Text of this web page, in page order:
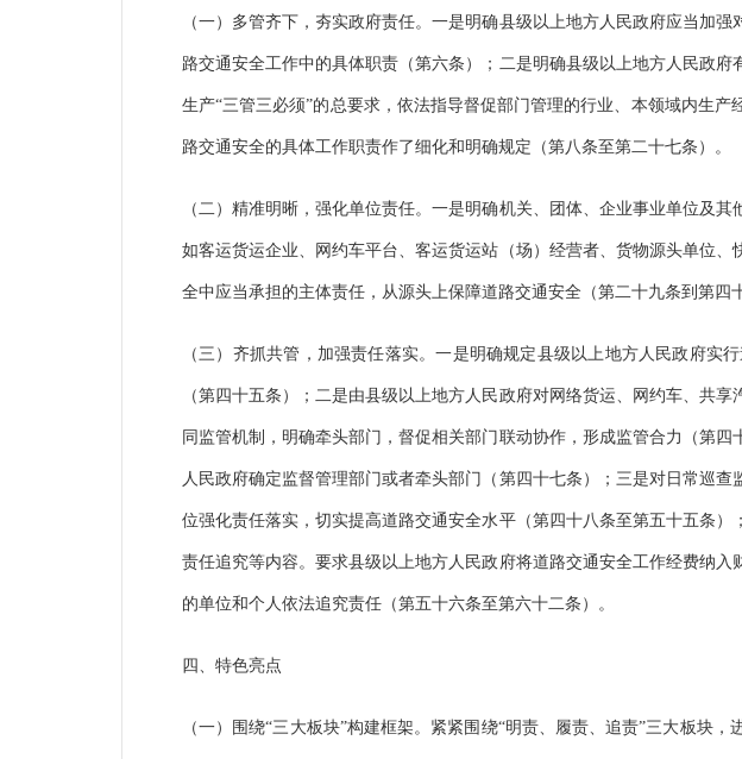
（一）多管齐下，夯实政府责任。一是明确县级以上地方人民政府应当加
路交通安全工作中的具体职责（第六条）；二是明确县级以上地方人民政
生产“三管三必须”的总要求，依法指导督促部门管理的行业、本领域内生
路交通安全的具体工作职责作了细化和明确规定（第八条至第二十七条）。
（二）精准明晰，强化单位责任。一是明确机关、团体、企业事业单位及
如客运货运企业、网约车平台、客运货运站（场）经营者、货物源头单位
全中应当承担的主体责任，从源头上保障道路交通安全（第二十九条到第四
（三）齐抓共管，加强责任落实。一是明确规定县级以上地方人民政府
（第四十五条）；二是由县级以上地方人民政府对网络货运、网约车、共
同监管机制，明确牵头部门，督促相关部门联动协作，形成监管合力（第
人民政府确定监督管理部门或者牵头部门（第四十七条）；三是对日常巡
位强化责任落实，切实提高道路交通安全水平（第四十八条至第五十五条
责任追究等内容。要求县级以上地方人民政府将道路交通安全工作经费纳
的单位和个人依法追究责任（第五十六条至第六十二条）。
四、特色亮点
（一）围绕“三大板块”构建框架。紧紧围绕“明责、履责、追责”三大板块